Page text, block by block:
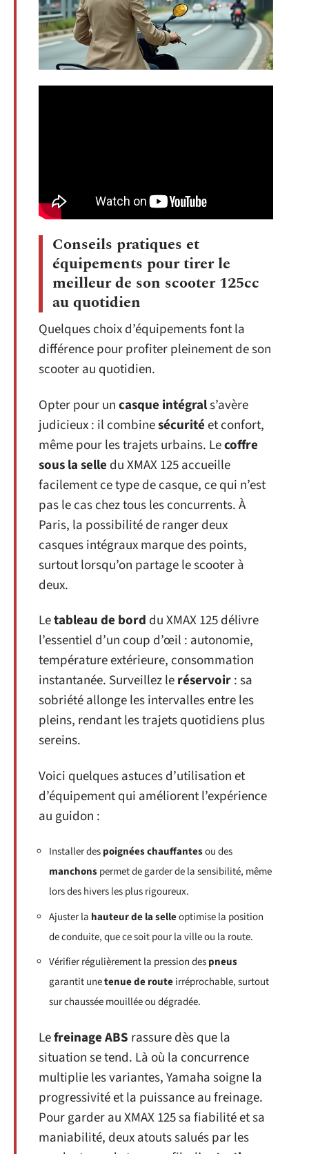
Conseils pratiques et
équipements pour tirer le
meilleur de son scooter 125cc
au quotidien
Quelques choix d’équipements font la
différence pour profiter pleinement de son
scooter au quotidien.
Opter pour uncasque intégrals’avère
judicieux : il combinesécuritéet confort,
même pour les trajets urbains. Lecoffre
sous la selle du XMAX 125 accueille
facilement ce type de casque, ce qui n’est
pas le cas chez tous les concurrents. À
Paris, la possibilité de ranger deux
casques intégraux marque des points,
surtout lorsqu’on partage le scooter à
deux.
Letableau de bord du XMAX 125 délivre
l’essentiel d’un coup d’œil : autonomie,
température extérieure, consommation
instantanée. Surveillez leréservoir: sa
sobriété allonge les intervalles entre les
pleins, rendant les trajets quotidiens plus
sereins.
Voici quelques astuces d’utilisation et
d’équipement qui améliorent l’expérience
au guidon :
Installer despoignées chauffantesou des
manchonspermet de garder de la sensibilité, même
lors des hivers les plus rigoureux.
Ajuster la hauteur de la selleoptimise la position
de conduite, que ce soit pour la ville ou la route.
Vérifier régulièrement la pression despneus
garantit unetenue de routeirréprochable, surtout
sur chaussée mouillée ou dégradée.
Lefreinage ABS rassure dès que la
situation se tend. Là où la concurrence
multiplie les variantes, Yamaha soigne la
progressivité et la puissance au freinage.
Pour garder au XMAX 125 sa fiabilité et sa
maniabilité, deux atouts salués par les